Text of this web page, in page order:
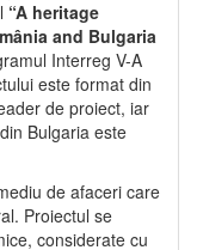
“A heritage
and Bulgaria
Interreg V-A
este format din
de proiect, iar
Bulgaria este
de afaceri care
Proiectul se
considerate cu